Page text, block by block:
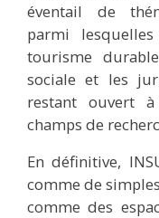
éventail de
parmi
tourisme
sociale et les
restant ouvert
champs de
En définitive,
comme de
comme des